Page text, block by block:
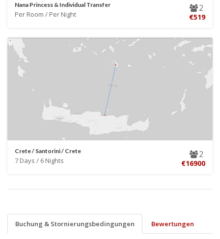
Nana Princess & Individual Transfer
Per Room / Per Night
2
€519
Crete / Santorini / Crete
7 Days / 6 Nights
2
€16900
Buchung & Stornierungsbedingungen Bewertungen